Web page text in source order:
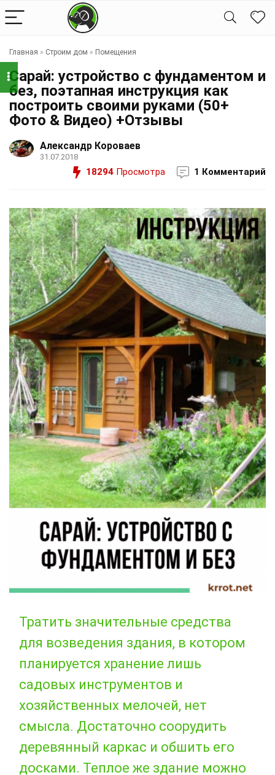
Главная » Строим дом » Помещения
Сарай: устройство с фундаментом и
без, поэтапная инструкция как
построить своими руками (50+
Фото & Видео) +Отзывы
Александр Короваев
31.07.2018
18294 Просмотра 1 Комментарий
Тратить значительные средства
для возведения здания, в котором
планируется хранение лишь
садовых инструментов и
хозяйственных мелочей, нет
смысла. Достаточно соорудить
деревянный каркас и обшить его
досками. Теплое же здание можно